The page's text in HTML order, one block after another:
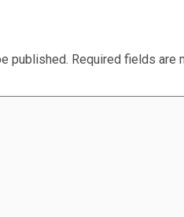
published. Required fields are